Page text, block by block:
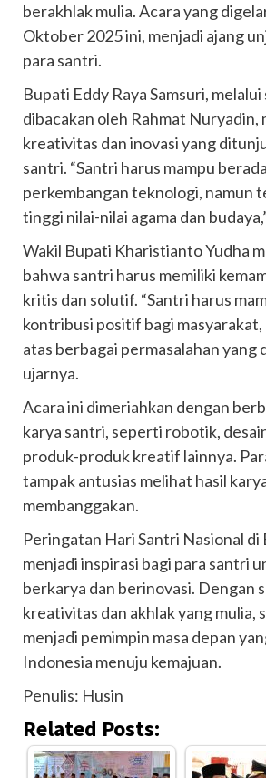
berakhlak mulia. Acara yang
Oktober 2025 ini, menjadi ajang
para santri.
Bupati Eddy Raya Samsuri,
dibacakan oleh Rahmat Nuryadin,
kreativitas dan inovasi yang
santri. “Santri harus mampu
perkembangan teknologi, namun
tinggi nilai-nilai agama dan
Wakil Bupati Kharistianto Yudha
bahwa santri harus memiliki
kritis dan solutif. “Santri harus
kontribusi positif bagi masyarakat,
atas berbagai permasalahan yang
ujarnya.
Acara ini dimeriahkan dengan
karya santri, seperti robotik,
produk-produk kreatif lainnya.
tampak antusias melihat hasil
membanggakan.
Peringatan Hari Santri Nasional di
menjadi inspirasi bagi para santri
berkarya dan berinovasi. Dengan
kreativitas dan akhlak yang mulia,
menjadi pemimpin masa depan
Indonesia menuju kemajuan.
Penulis: Husin
Related Posts: